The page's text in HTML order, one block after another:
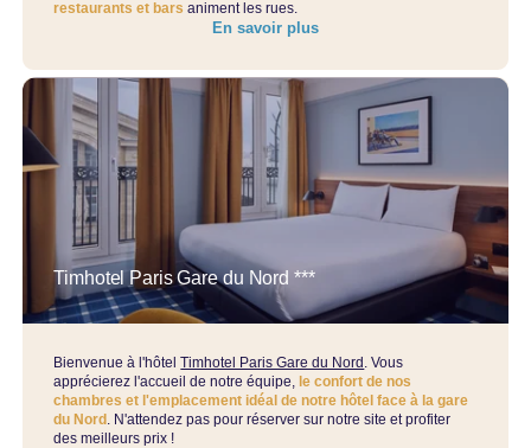
restaurants et bars animent les rues.
En savoir plus
Timhotel Paris Gare du Nord ***
Bienvenue à l'hôtelTimhotel Paris Gare du Nord . Vous
apprécierez l'accueil de notre équipe,le confort de nos
chambres et l'emplacement idéal de notre hôtel face à la gare
du Nord . N'attendez pas pour réserver sur notre site et profiter
des meilleurs prix !